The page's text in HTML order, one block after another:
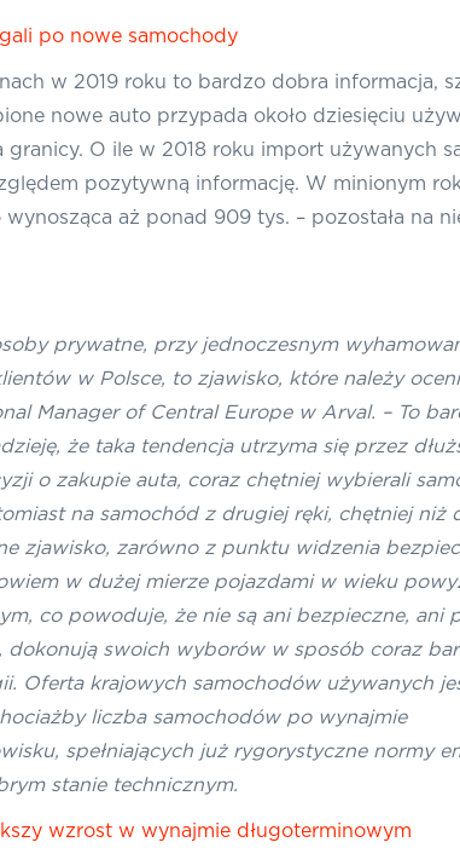
po nowe samochody
w 2019 roku to bardzo dobra informacja,
nowe auto przypada około dziesięciu
O ile w 2018 roku import używanych
pozytywną informację. W minionym
aż ponad 909 tys. – pozostała na
prywatne, przy jednoczesnym
w Polsce, to zjawisko, które należy
Manager of Central Europe w Arval. – To
że taka tendencja utrzyma się przez
o zakupie auta, coraz chętniej wybierali
na samochód z drugiej ręki, chętniej niż
zjawisko, zarówno z punktu widzenia
w dużej mierze pojazdami w wieku
co powoduje, że nie są ani bezpieczne, ani
dokonują swoich wyborów w sposób coraz
Oferta krajowych samochodów używanych
liczba samochodów po wynajmie
spełniających już rygorystyczne normy
stanie technicznym.
wzrost w wynajmie długoterminowym